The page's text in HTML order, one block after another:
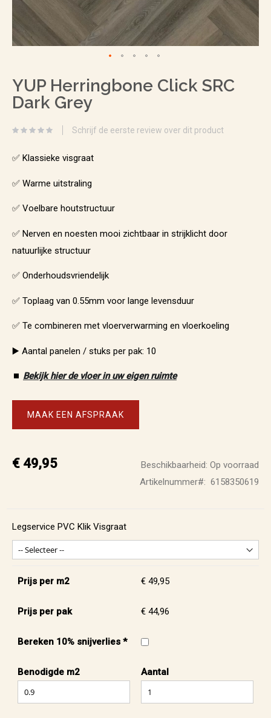
naar
het
de
YUP Herringbone Click SRC
Dark Grey
Schrijf de eerste review over dit product
✅ Klassieke visgraat
✅ Warme uitstraling
✅ Voelbare houtstructuur
✅ Nerven en noesten mooi zichtbaar in strijklicht door
natuurlijke structuur
✅ Onderhoudsvriendelijk
✅ Toplaag van 0.55mm voor lange levensduur
✅ Te combineren met vloerverwarming en vloerkoeling
▶️ Aantal panelen / stuks per pak: 10
⏹️ Bekijk hier de vloer in uw eigen ruimte
MAAK EEN AFSPRAAK
€ 49,95 Beschikbaarheid: Op voorraad
Artikelnummer
6158350619
Legservice PVC Klik Visgraat
Prijs per m2 € 49,95
Prijs per pak € 44,96
Bereken 10% snijverlies *
Benodigde m2 Aantal